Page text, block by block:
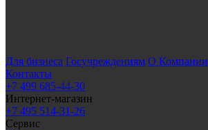
Для бизнеса Госучреждениям О Компании
Контакты
+7 499 685-44-30
Интернет-магазин
+7 495 514-31-26
Сервис